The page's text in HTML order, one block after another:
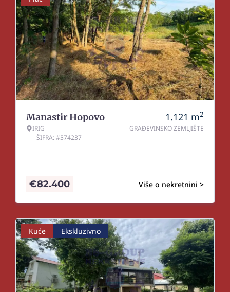
Manastir Hopovo
IRIG
ŠIFRA: #574237
1.121 m2
GRAĐEVINSKO ZEMLJIŠTE
Više o nekretnini >
€82.400
Kuće Ekskluzivno